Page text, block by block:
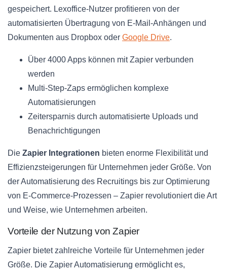
gespeichert. Lexoffice-Nutzer profitieren von der
automatisierten Übertragung von E-Mail-Anhängen und
Dokumenten aus Dropbox oder Google Drive.
Über 4000 Apps können mit Zapier verbunden
werden
Multi-Step-Zaps ermöglichen komplexe
Automatisierungen
Zeitersparnis durch automatisierte Uploads und
Benachrichtigungen
Die Zapier Integrationen bieten enorme Flexibilität und
Effizienzsteigerungen für Unternehmen jeder Größe. Von
der Automatisierung des Recruitings bis zur Optimierung
von E-Commerce-Prozessen – Zapier revolutioniert die Art
und Weise, wie Unternehmen arbeiten.
Vorteile der Nutzung von Zapier
Zapier bietet zahlreiche Vorteile für Unternehmen jeder
Größe. Die Zapier Automatisierung ermöglicht es,